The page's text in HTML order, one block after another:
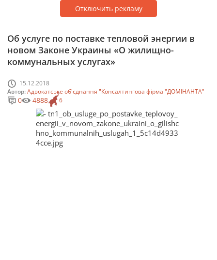
Отключить рекламу
Об услуге по поставке тепловой энергии в
новом Законе Украины «О жилищно-
коммунальных услугах»
15.12.2018
Автор:Адвокатське об'єднання "Консалтингова фірма "ДОМІНАНТА"
6
0 4888